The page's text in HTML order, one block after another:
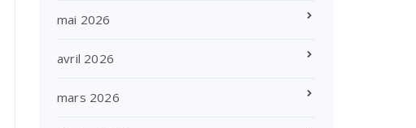
mai 2026
avril 2026
mars 2026